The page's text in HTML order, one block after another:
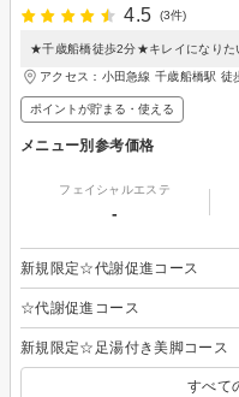
4.5
(3件)
★千歳船橋徒歩2分★キレイになりた
アクセス：小田急線 千歳船橋駅 徒
ポイントが貯まる・使える
メニュー別参考価格
フェイシャルエステ
-
新規限定☆代謝促進コース
☆代謝促進コース
新規限定☆足湯付き美脚コース
すべて